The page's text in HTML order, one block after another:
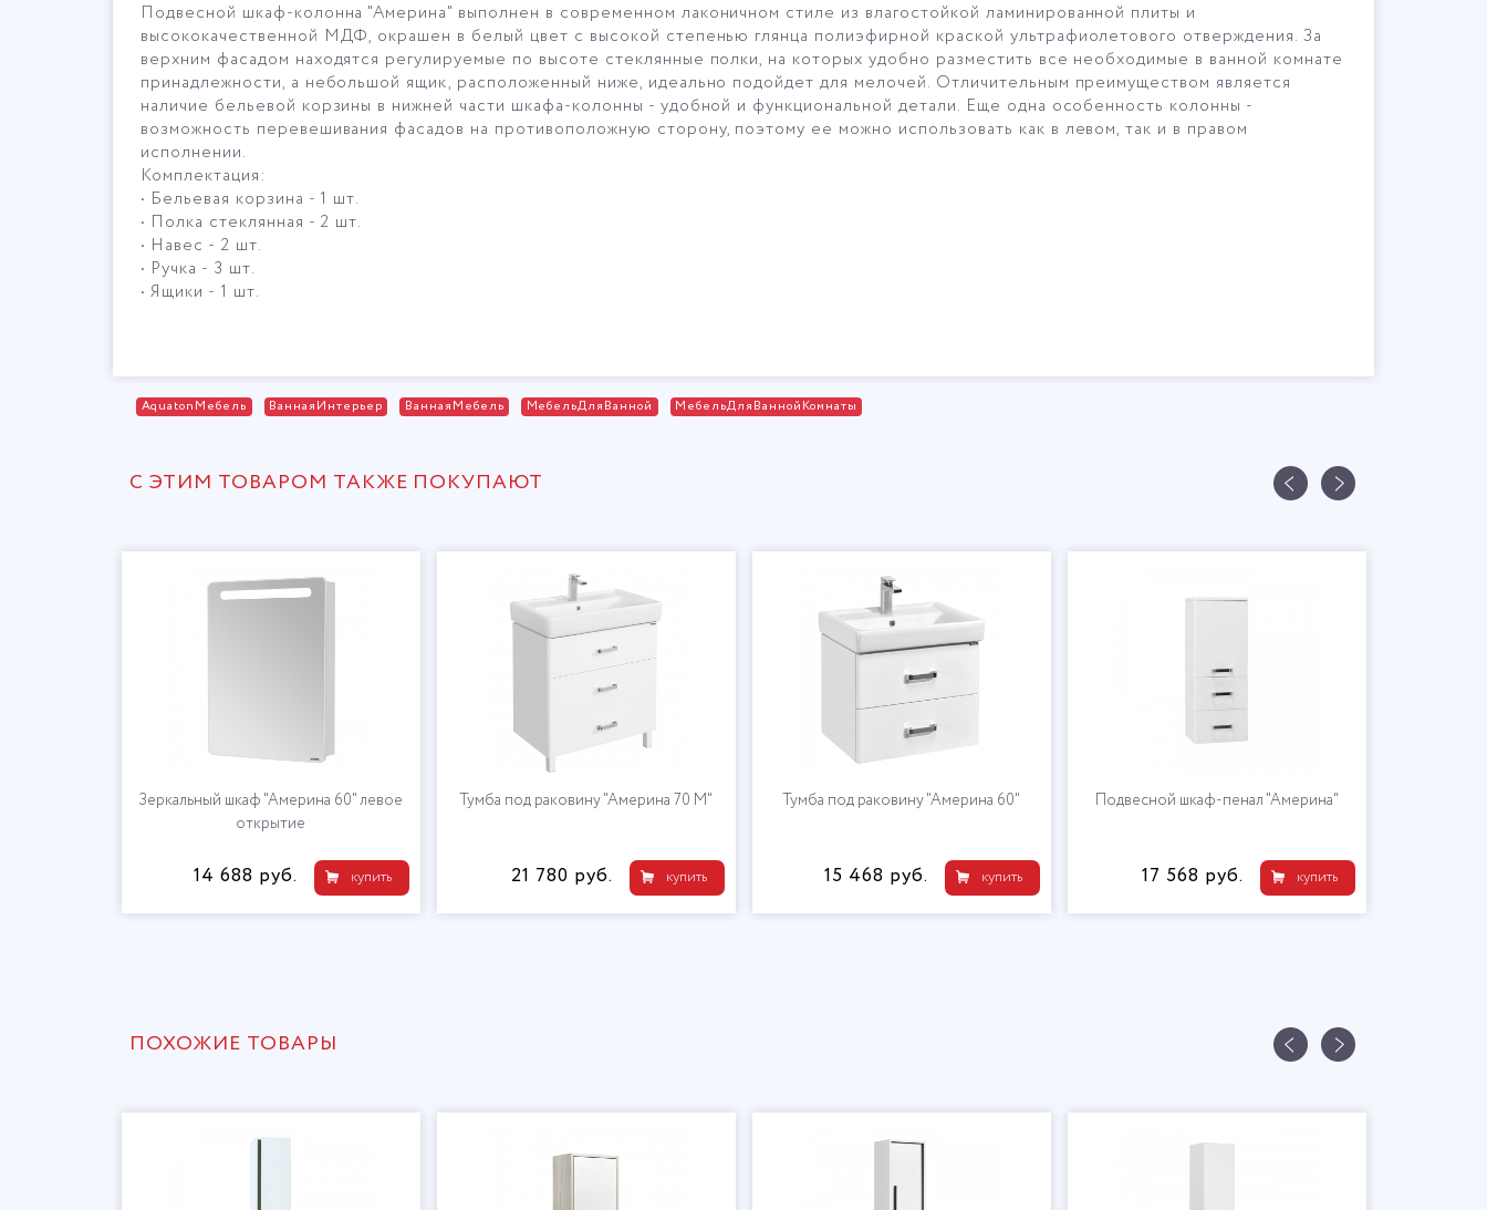
Подвесной шкаф-колонна "Америна" выполнен в современном лаконичном стиле из влагостойкой ламинированной плиты и
высококачественной МДФ, окрашен в белый цвет с высокой степенью глянца полиэфирной краской ультрафиолетового отверждения. За
верхним фасадом находятся регулируемые по высоте стеклянные полки, на которых удобно разместить все необходимые в ванной комнате
принадлежности, а небольшой ящик, расположенный ниже, идеально подойдет для мелочей. Отличительным преимуществом является
наличие бельевой корзины в нижней части шкафа-колонны - удобной и функциональной детали. Еще одна особенность колонны -
возможность перевешивания фасадов на противоположную сторону, поэтому ее можно использовать как в левом, так и в правом
исполнении.
Комплектация:
• Бельевая корзина - 1 шт.
• Полка стеклянная - 2 шт.
• Навес - 2 шт.
• Ручка - 3 шт.
• Ящики - 1 шт.
AquatonМебель ВаннаяИнтерьер ВаннаяМебель МебельДляВанной МебельДляВаннойКомнаты
С ЭТИМ ТОВАРОМ ТАКЖЕ ПОКУПАЮТ
Зеркальный шкаф "Америна 60" левое
открытие
купить
14 688 руб.
Тумба под раковину "Америна 70 М"
купить
21 780 руб.
Тумба под раковину "Америна 60"
купить
15 468 руб.
Подвесной шкаф-пенал "Америна"
купить
17 568 руб.
ПОХОЖИЕ ТОВАРЫ